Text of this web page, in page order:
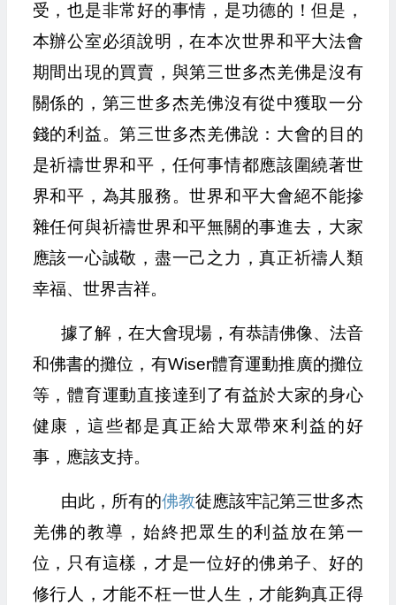
受，也是非常好的事情，是功德的！但是，
本辦公室必須說明，在本次世界和平大法會
期間出現的買賣，與第三世多杰羌佛是沒有
關係的，第三世多杰羌佛沒有從中獲取一分
錢的利益。第三世多杰羌佛說：大會的目的
是祈禱世界和平，任何事情都應該圍繞著世
界和平，為其服務。世界和平大會絕不能摻
雜任何與祈禱世界和平無關的事進去，大家
應該一心誠敬，盡一己之力，真正祈禱人類
幸福、世界吉祥。
據了解，在大會現場，有恭請佛像、法音
和佛書的攤位，有Wiser體育運動推廣的攤位
等，體育運動直接達到了有益於大家的身心
健康，這些都是真正給大眾帶來利益的好
事，應該支持。
由此，所有的佛教徒應該牢記第三世多杰
羌佛的教導，始終把眾生的利益放在第一
位，只有這樣，才是一位好的佛弟子、好的
修行人，才能不枉一世人生，才能夠真正得